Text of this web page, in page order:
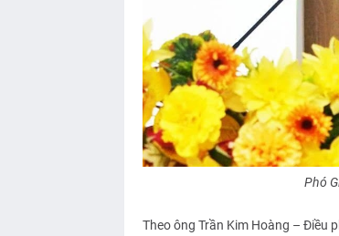
Phó
Theo ông Trần Kim Hoàng – Điều